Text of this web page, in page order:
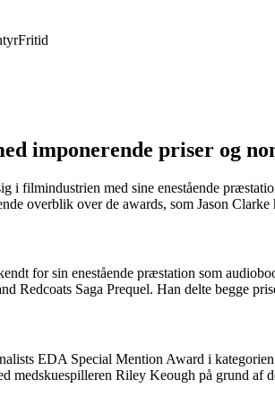
Fritid
imponerende priser og
i filmindustrien med sine enestående
overblik over de awards, som Jason
for sin enestående præstation som
Redcoats Saga Prequel. Han delte begge
EDA Special Mention Award i
Riley Keough på grund af